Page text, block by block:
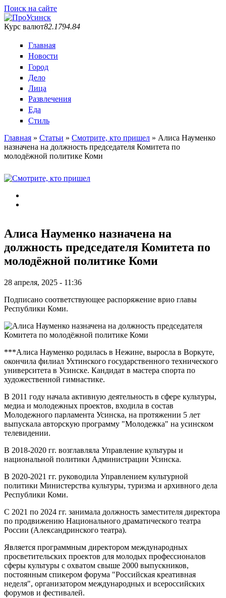
Поиск на сайте
Курс валют82.1794.84
Главная
Новости
Город
Дело
Лица
Развлечения
Еда
Стиль
Вы здесь
Главная » Статьи » Смотрите, кто пришел » Алиса Науменко
назначена на должность председателя Комитета по
молодёжной политике Коми
Алиса Науменко назначена на
должность председателя Комитета по
молодёжной политике Коми
28 апреля, 2025 - 11:36
Подписано соответствующее распоряжение врио главы
Республики Коми.
***Алиса Науменко родилась в Нежине, выросла в Воркуте,
окончила филиал Ухтинского государственного технического
университета в Усинске. Кандидат в мастера спорта по
художественной гимнастике.
В 2011 году начала активную деятельность в сфере культуры,
медиа и молодежных проектов, входила в состав
Молодежного парламента Усинска, на протяжении 5 лет
выпускала авторскую программу "Молодежка" на усинском
телевидении.
В 2018-2020 гг. возглавляла Управление культуры и
национальной политики Администрации Усинска.
В 2020-2021 гг. руководила Управлением культурной
политики Министерства культуры, туризма и архивного дела
Республики Коми.
С 2021 по 2024 гг. занимала должность заместителя директора
по продвижению Национального драматического театра
России (Александринского театра).
Является программным директором международных
просветительских проектов для молодых профессионалов
сферы культуры с охватом свыше 2000 выпускников,
постоянным спикером форума "Российская креативная
неделя", организатором международных и всероссийских
форумов и фестивалей.